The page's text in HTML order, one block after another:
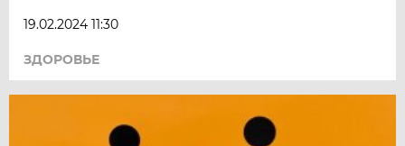
19.02.2024 11:30
ЗДОРОВЬЕ